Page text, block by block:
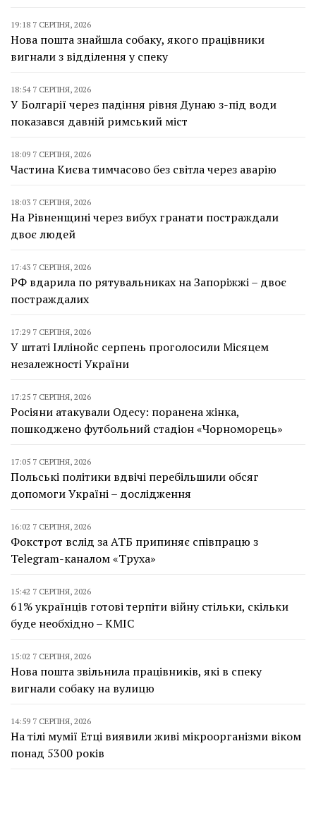
19:18 7 СЕРПНЯ, 2026
Нова пошта знайшла собаку, якого працівники
вигнали з відділення у спеку
18:54 7 СЕРПНЯ, 2026
У Болгарії через падіння рівня Дунаю з-під води
показався давній римський міст
18:09 7 СЕРПНЯ, 2026
Частина Києва тимчасово без світла через аварію
18:03 7 СЕРПНЯ, 2026
На Рівненщині через вибух гранати постраждали
двоє людей
17:43 7 СЕРПНЯ, 2026
РФ вдарила по рятувальниках на Запоріжжі – двоє
постраждалих
17:29 7 СЕРПНЯ, 2026
У штаті Іллінойс серпень проголосили Місяцем
незалежності України
17:25 7 СЕРПНЯ, 2026
Росіяни атакували Одесу: поранена жінка,
пошкоджено футбольний стадіон «Чорноморець»
17:05 7 СЕРПНЯ, 2026
Польські політики вдвічі перебільшили обсяг
допомоги Україні – дослідження
16:02 7 СЕРПНЯ, 2026
Фокстрот вслід за АТБ припиняє співпрацю з
Telegram-каналом «Труха»
15:42 7 СЕРПНЯ, 2026
61% українців готові терпіти війну стільки, скільки
буде необхідно – КМІС
15:02 7 СЕРПНЯ, 2026
Нова пошта звільнила працівників, які в спеку
вигнали собаку на вулицю
14:59 7 СЕРПНЯ, 2026
На тілі мумії Етці виявили живі мікроорганізми віком
понад 5300 років